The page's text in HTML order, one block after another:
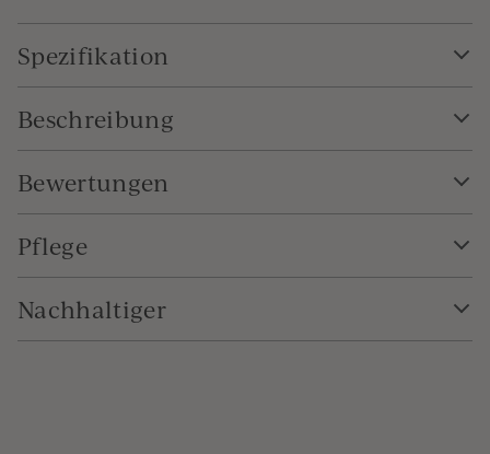
Spezifikation
Beschreibung
Bewertungen
Pflege
Nachhaltiger